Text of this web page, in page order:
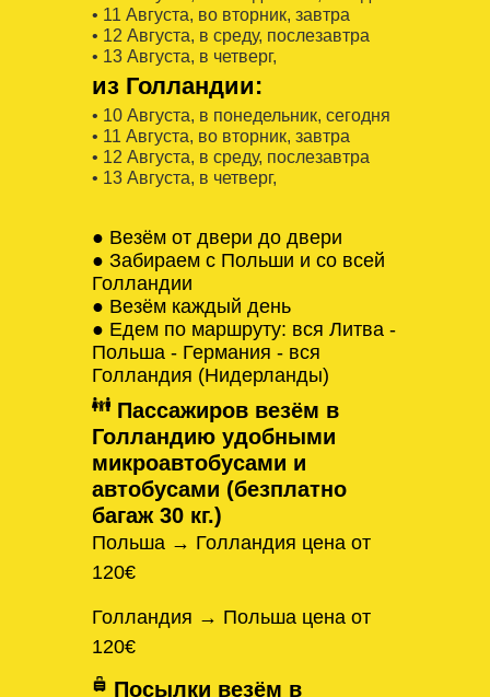
• 11 Августa, во вторник, завтра
• 12 Августa, в среду, послезавтра
• 13 Августa, в четверг,
из Голландии:
• 10 Августa, в понедельник, сегодня
• 11 Августa, во вторник, завтра
• 12 Августa, в среду, послезавтра
• 13 Августa, в четверг,
● Везём от двери до двери
● Забираем с Польши и со всей
Голландии
● Везём каждый день
● Едем по маршруту: вся Литва -
Польша - Германия - вся
Голландия (Нидерланды)
Пассажиров везём в
Голландию удобными
микроавтобусами и
автобусами (безплатно
багаж 30 кг.)
Польша → Голландия цена от
120€
Голландия → Польша цена от
120€
Посылки везём в